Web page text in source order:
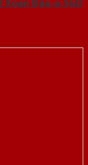
Xoan Đào-a-SGD